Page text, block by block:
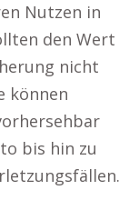
Nutzen in
den Wert
nicht
können
bis hin zu